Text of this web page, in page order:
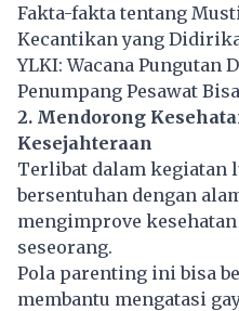
Fakta-fakta tentang
Kecantikan yang
YLKI: Wacana Pungutan
Penumpang Pesawat
2. Mendorong
Kesejahteraan
Terlibat dalam kegiatan
bersentuhan dengan
mengimprove
seseorang.
Pola parenting ini bisa
membantu mengatasi